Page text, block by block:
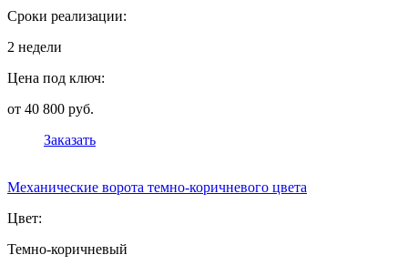
Сроки реализации:
2 недели
Цена под ключ:
от 40 800 руб.
Заказать
Механические ворота темно-коричневого цвета
Цвет:
Темно-коричневый